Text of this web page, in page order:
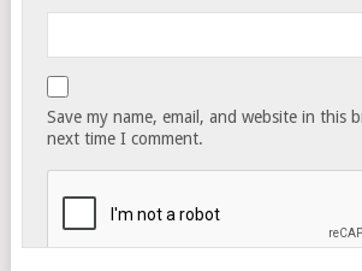
Save my name, email, and website in this
next time I comment.